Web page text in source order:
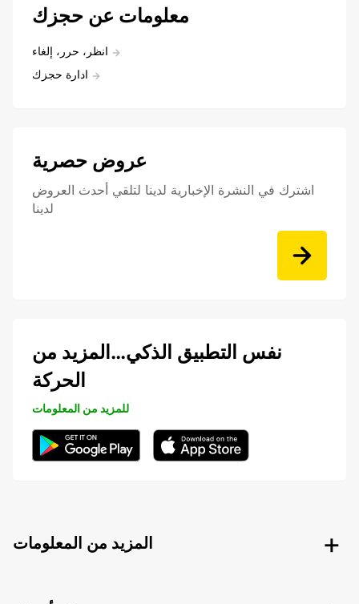
معلومات عن حجزك
انظر، حرر، إلغاء
ادارة حجزك
عروض حصرية
اشترك في النشرة الإخبارية لدينا لتلقي أحدث العروض
لدينا
نفس التطبيق الذكي…المزيد من
الحركة
للمزيد من المعلومات
المزيد من المعلومات